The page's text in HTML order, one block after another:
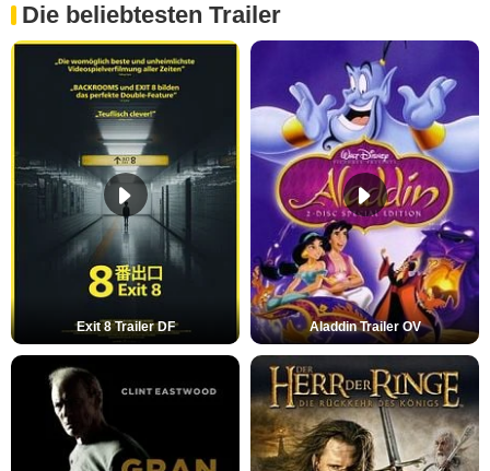
Die beliebtesten Trailer
Exit 8 Trailer DF Aladdin Trailer OV